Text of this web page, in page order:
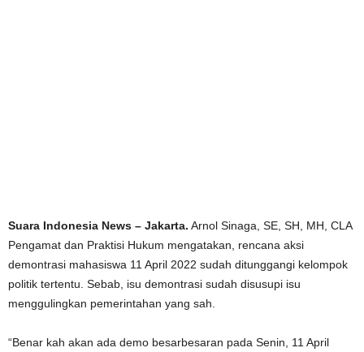
Suara Indonesia News – Jakarta. Arnol Sinaga, SE, SH, MH, CLA
Pengamat dan Praktisi Hukum mengatakan, rencana aksi
demontrasi mahasiswa 11 April 2022 sudah ditunggangi kelompok
politik tertentu. Sebab, isu demontrasi sudah disusupi isu
menggulingkan pemerintahan yang sah.
“Benar kah akan ada demo besarbesaran pada Senin, 11 April